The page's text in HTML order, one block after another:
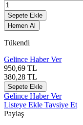
Sepete Ekle
Hemen Al
Tükendi
Gelince Haber Ver
950,69 TL
380,28 TL
Sepete Ekle
Gelince Haber Ver
Listeye Ekle Tavsiye Et
Paylaş